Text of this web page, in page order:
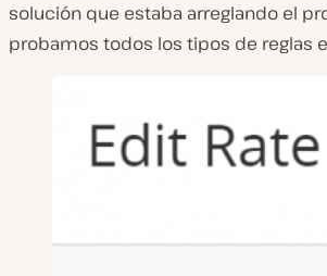
solución que estaba arreglando el
probamos todos los tipos de reglas